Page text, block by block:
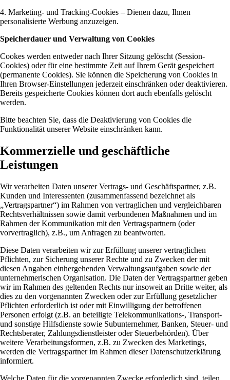
4. Marketing- und Tracking-Cookies – Dienen dazu, Ihnen
personalisierte Werbung anzuzeigen.
Speicherdauer und Verwaltung von Cookies
Cookes werden entweder nach Ihrer Sitzung gelöscht (Session-
Cookies) oder für eine bestimmte Zeit auf Ihrem Gerät gespeichert
(permanente Cookies). Sie können die Speicherung von Cookies in
Ihren Browser-Einstellungen jederzeit einschränken oder deaktivieren.
Bereits gespeicherte Cookies können dort auch ebenfalls gelöscht
werden.
Bitte beachten Sie, dass die Deaktivierung von Cookies die
Funktionalität unserer Website einschränken kann.
Kommerzielle und geschäftliche
Leistungen
Wir verarbeiten Daten unserer Vertrags- und Geschäftspartner, z.B.
Kunden und Interessenten (zusammenfassend bezeichnet als
„Vertragspartner“) im Rahmen von vertraglichen und vergleichbaren
Rechtsverhältnissen sowie damit verbundenen Maßnahmen und im
Rahmen der Kommunikation mit den Vertragspartnern (oder
vorvertraglich), z.B., um Anfragen zu beantworten.
Diese Daten verarbeiten wir zur Erfüllung unserer vertraglichen
Pflichten, zur Sicherung unserer Rechte und zu Zwecken der mit
diesen Angaben einhergehenden Verwaltungsaufgaben sowie der
unternehmerischen Organisation. Die Daten der Vertragspartner geben
wir im Rahmen des geltenden Rechts nur insoweit an Dritte weiter, als
dies zu den vorgenannten Zwecken oder zur Erfüllung gesetzlicher
Pflichten erforderlich ist oder mit Einwilligung der betroffenen
Personen erfolgt (z.B. an beteiligte Telekommunikations-, Transport-
und sonstige Hilfsdienste sowie Subunternehmer, Banken, Steuer- und
Rechtsberater, Zahlungsdienstleister oder Steuerbehörden). Über
weitere Verarbeitungsformen, z.B. zu Zwecken des Marketings,
werden die Vertragspartner im Rahmen dieser Datenschutzerklärung
informiert.
Welche Daten für die vorgenannten Zwecke erforderlich sind, teilen